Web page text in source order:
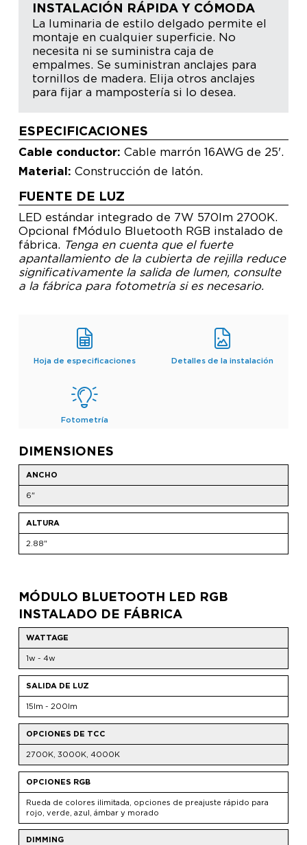
INSTALACIÓN RÁPIDA Y CÓMODA
La luminaria de estilo delgado permite el
montaje en cualquier superficie. No
necesita ni se suministra caja de
empalmes. Se suministran anclajes para
tornillos de madera. Elija otros anclajes
para fijar a mampostería si lo desea.
ESPECIFICACIONES
Cable conductor: Cable marrón 16AWG de 25'.
Material: Construcción de latón.
FUENTE DE LUZ
LED estándar integrado de 7W 570lm 2700K.
Opcional fMódulo Bluetooth RGB instalado de
fábrica. Tenga en cuenta que el fuerte
apantallamiento de la cubierta de rejilla reduce
significativamente la salida de lumen, consulte
a la fábrica para fotometría si es necesario.
Hoja de especificaciones Detalles de la instalación
Fotometría
DIMENSIONES
ANCHO
6"
ALTURA
2.88"
MÓDULO BLUETOOTH LED RGB
INSTALADO DE FÁBRICA
WATTAGE
1w - 4w
SALIDA DE LUZ
15lm - 200lm
OPCIONES DE TCC
2700K, 3000K, 4000K
OPCIONES RGB
Rueda de colores ilimitada, opciones de preajuste rápido para
rojo, verde, azul, ámbar y morado
DIMMING